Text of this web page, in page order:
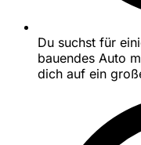
Du suchst für
bauendes Auto
dich auf ein